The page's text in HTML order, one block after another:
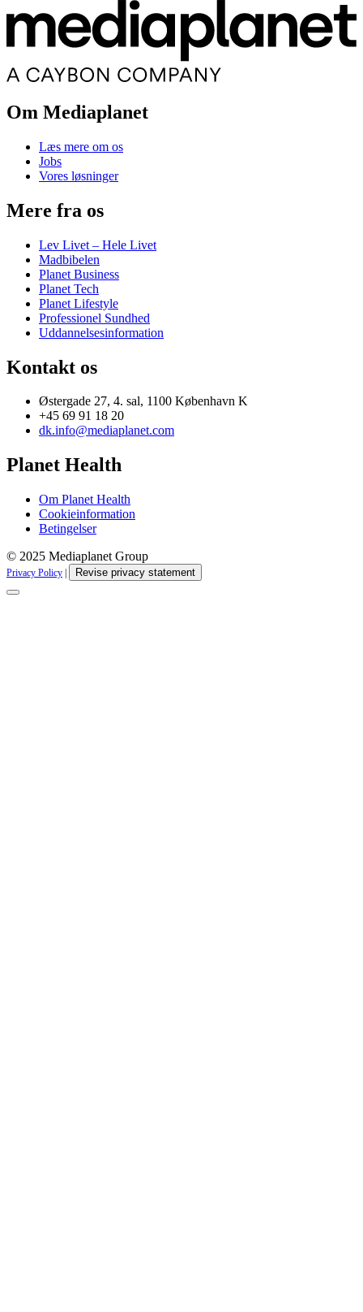
Om Mediaplanet
Læs mere om os
Jobs
Vores løsninger
Mere fra os
Lev Livet – Hele Livet
Madbibelen
Planet Business
Planet Tech
Planet Lifestyle
Professionel Sundhed
Uddannelsesinformation
Kontakt os
Østergade 27, 4. sal, 1100 København K
+45 69 91 18 20
dk.info@mediaplanet.com
Planet Health
Om Planet Health
Cookieinformation
Betingelser
© 2025 Mediaplanet Group
Privacy Policy Revise privacy statement